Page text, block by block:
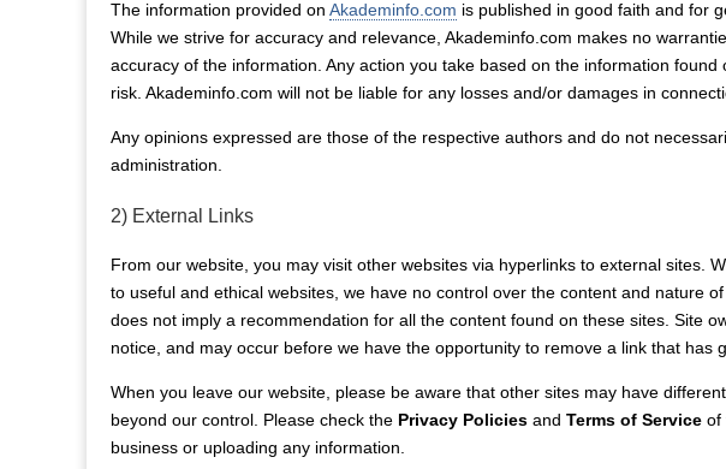
The information provided on Akademinfo.com is published in good faith and for
While we strive for accuracy and relevance, Akademinfo.com makes no
accuracy of the information. Any action you take based on the information found
risk. Akademinfo.com will not be liable for any losses and/or damages in
Any opinions expressed are those of the respective authors and do not
administration.
2) External Links
From our website, you may visit other websites via hyperlinks to external sites.
to useful and ethical websites, we have no control over the content and nature
does not imply a recommendation for all the content found on these sites. Site
notice, and may occur before we have the opportunity to remove a link that has
When you leave our website, please be aware that other sites may have
beyond our control. Please check the Privacy Policies and Terms of Service of
business or uploading any information.